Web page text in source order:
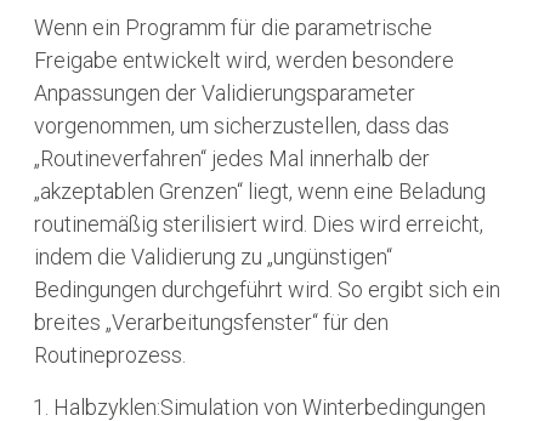
Wenn ein Programm für die parametrische
Freigabe entwickelt wird, werden besondere
Anpassungen der Validierungsparameter
vorgenommen, um sicherzustellen, dass das
„Routineverfahren“ jedes Mal innerhalb der
„akzeptablen Grenzen“ liegt, wenn eine Beladung
routinemäßig sterilisiert wird. Dies wird erreicht,
indem die Validierung zu „ungünstigen“
Bedingungen durchgeführt wird. So ergibt sich ein
breites „Verarbeitungsfenster“ für den
Routineprozess.
Halbzyklen:Simulation von Winterbedingungen